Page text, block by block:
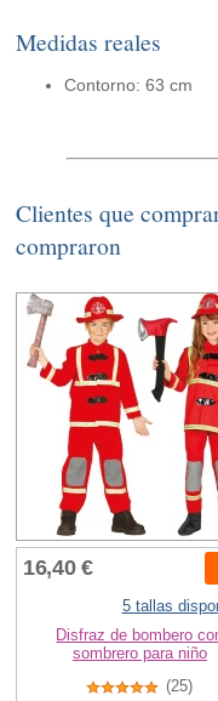
Medidas reales
Contorno: 63 cm
Clientes que
compraron
16,40 €
5 tallas
Disfraz de bombero
sombrero para niño
(25)